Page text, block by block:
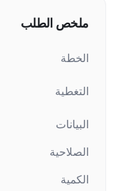
ملخص الطلب
الخطة
التغطية
البيانات
الصلاحية
الكمية